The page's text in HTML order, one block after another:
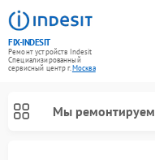
FIX-INDESIT
Ремонт устройств Indesit
Специализированный
cервисный центр г.Москва
Мы ремонтируем